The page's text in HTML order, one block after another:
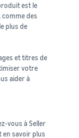
est le
comme des
plus de
et titres de
votre
aider à
vous à Seller
en savoir plus